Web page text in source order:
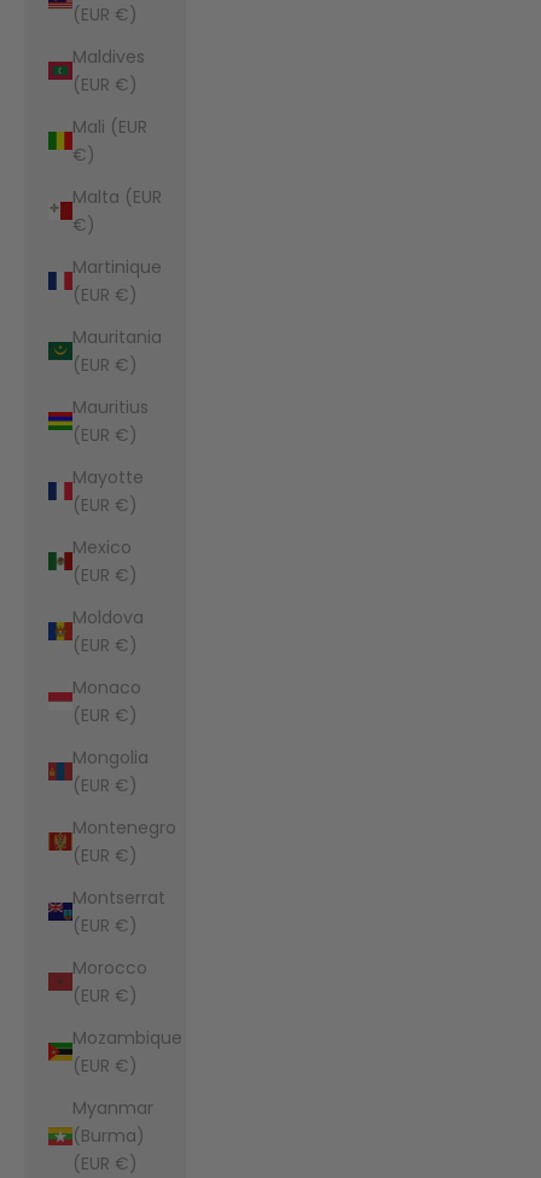
(EUR €)
Maldives
(EUR €)
Mali (EUR
€)
Malta (EUR
€)
Martinique
(EUR €)
Mauritania
(EUR €)
Mauritius
(EUR €)
Mayotte
(EUR €)
Mexico
(EUR €)
Moldova
(EUR €)
Monaco
(EUR €)
Mongolia
(EUR €)
Montenegro
(EUR €)
Montserrat
(EUR €)
Morocco
(EUR €)
Mozambique
(EUR €)
Myanmar
(Burma)
(EUR €)